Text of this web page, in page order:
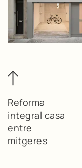
Reforma
integral casa
entre
mitgeres